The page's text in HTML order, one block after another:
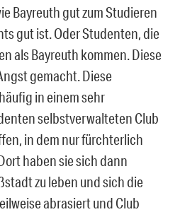
Bayreuth gut zum Studieren
gut ist. Oder Studenten, die
als Bayreuth kommen. Diese
gemacht. Diese
in einem sehr
selbstverwalteten Club
in dem nur fürchterlich
haben sie sich dann
zu leben und sich die
abrasiert und Club